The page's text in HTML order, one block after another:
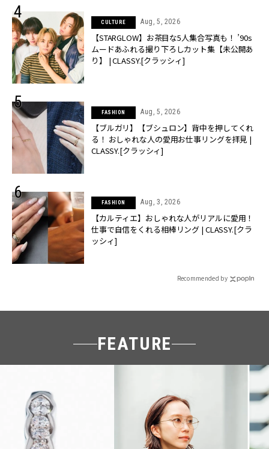
CULTURE Aug, 5, 2026
【STARGLOW】お茶目な5人集合写真も！ ’90s
ムードあふれる撮り下ろしカット集【未公開あ
り】 | CLASSY.[クラッシィ]
FASHION Aug, 5, 2026
【ブルガリ】【ブシュロン】背中を押してくれ
る！ おしゃれな人の愛用お仕事リングを拝見 |
CLASSY.[クラッシィ]
FASHION Aug, 3, 2026
【カルティエ】おしゃれな人がリアルに愛用！
仕事で自信をくれる相棒リング | CLASSY.[クラ
ッシィ]
Recommended by
FEATURE